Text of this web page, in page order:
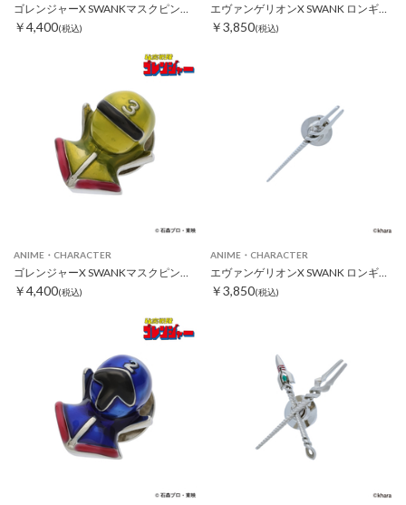
￥4,400(税込)
エヴァンゲリオンX SWANK ロンギヌスの槍ピンズ ブラック
￥3,850(税込)
ANIME・CHARACTER
ゴレンジャーX SWANKマスクピンズ キレンジャー
￥4,400(税込)
ANIME・CHARACTER
エヴァンゲリオンX SWANK ロンギヌスの槍ピンズ シルバー
￥3,850(税込)